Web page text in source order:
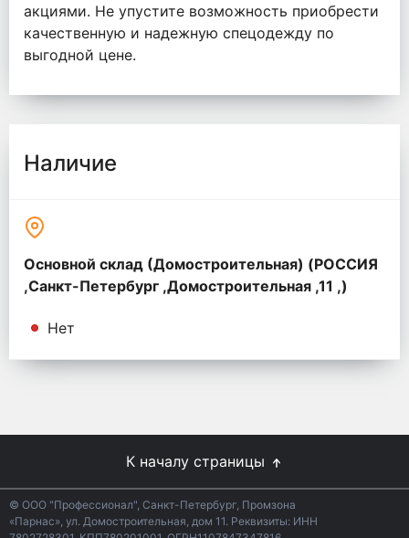
акциями. Не упустите возможность приобрести
качественную и надежную спецодежду по
выгодной цене.
Наличие
Основной склад (Домостроительная) (РОССИЯ
,Санкт-Петербург ,Домостроительная ,11 ,)
Нет
К началу страницы
© ООО "Профессионал", Санкт-Петербург, Промзона
«Парнас», ул. Домостроительная, дом 11. Реквизиты: ИНН